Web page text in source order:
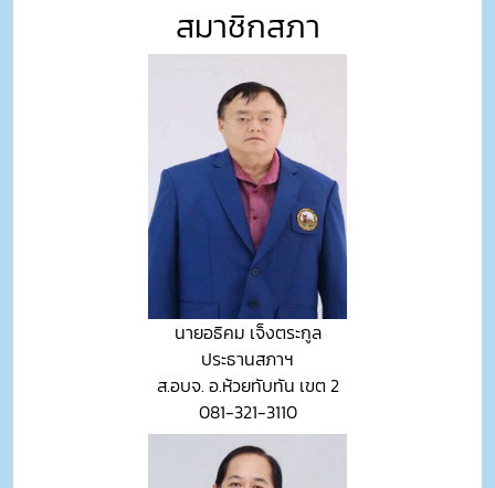
สมาชิกสภา
นายอธิคม เจ็งตระกูล
ประธานสภาฯ
ส.อบจ. อ.ห้วยทับทัน เขต 2
081-321-3110